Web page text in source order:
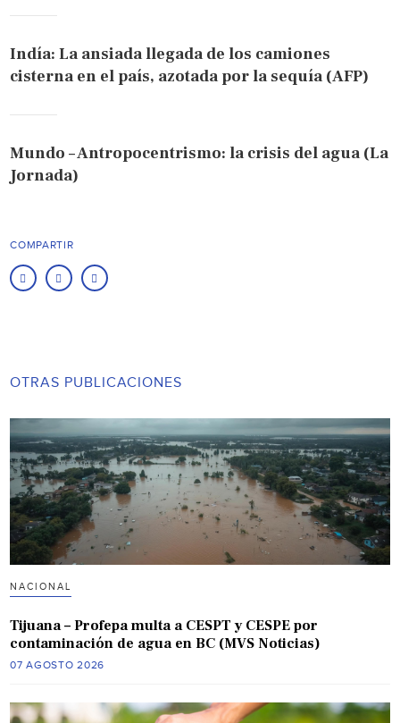
Indía: La ansiada llegada de los camiones
cisterna en el país, azotada por la sequía (AFP)
Mundo – Antropocentrismo: la crisis del agua (La
Jornada)
COMPARTIR
OTRAS PUBLICACIONES
NACIONAL
Tijuana – Profepa multa a CESPT y CESPE por
contaminación de agua en BC (MVS Noticias)
07 AGOSTO 2026